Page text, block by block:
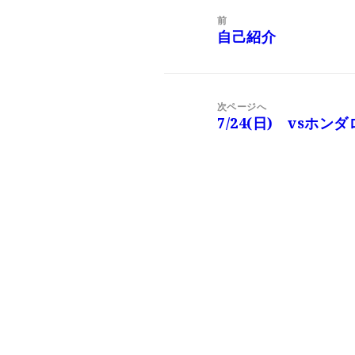
前
前
自己紹介
次ページへ
次
7/24(日) vsホンダ